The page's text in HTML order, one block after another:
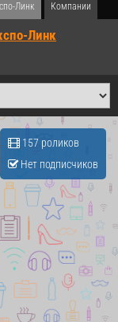
Линк Компании
Линк
157 роликов
Нет подписчиков